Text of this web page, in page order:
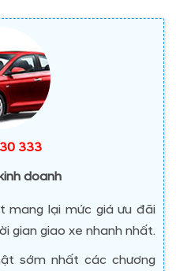
333
doanh
mang lại mức giá ưu đãi
gian giao xe nhanh nhất.
sớm nhất các chương